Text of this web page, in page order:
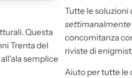
Questa
Trenta del
semplice
Tutte le soluzioni
settimanalmente
concomitanza
riviste di
Aiuto per tutte le